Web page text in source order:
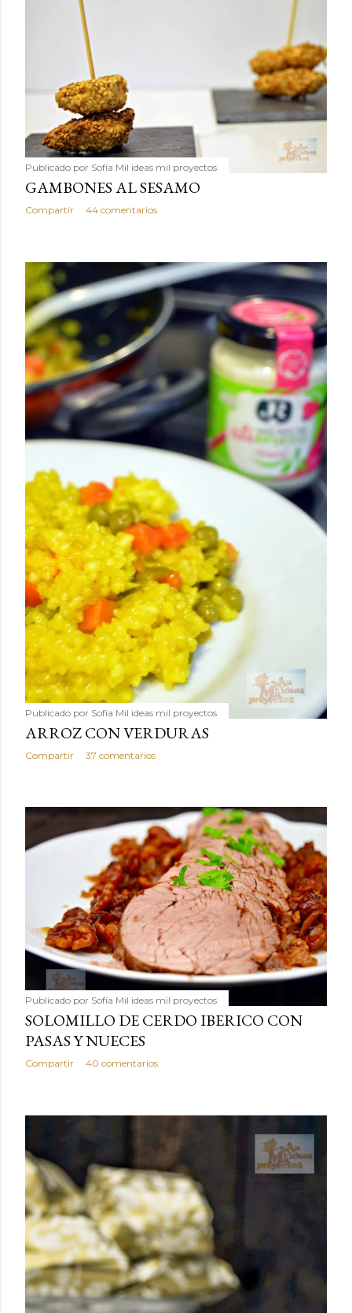
Publicado por Sofía Mil ideas mil proyectos
GAMBONES AL SESAMO
Compartir 44 comentarios
Publicado por Sofía Mil ideas mil proyectos
ARROZ CON VERDURAS
Compartir 37 comentarios
Publicado por Sofía Mil ideas mil proyectos
SOLOMILLO DE CERDO IBERICO CON
PASAS Y NUECES
Compartir 40 comentarios